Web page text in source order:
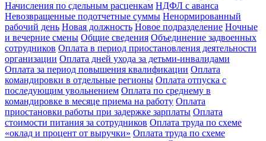
Начисления по сдельным расценкам НДФЛ с аванса
Невозвращенные подотчетные суммы Ненормированный
рабочий день Новая должность Новое подразделение Ночные
и вечерние смены Общие сведения Объединение задвоенных
сотрудников Оплата в период приостановления деятельности
организации Оплата дней ухода за детьми-инвалидами
Оплата за период повышения квалификации Оплата
командировки в отдельные регионы Оплата отпуска с
последующим увольнением Оплата по среднему в
командировке в месяце приема на работу Оплата
приостановки работы при задержке зарплаты Оплата
стоимости питания за сотрудников Оплата труда по схеме
«оклад и процент от выручки» Оплата труда по схеме